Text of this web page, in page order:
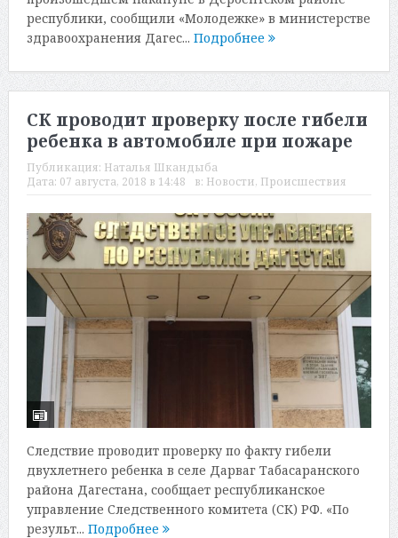
республики, сообщили «Молодежке» в министерстве
здравоохранения Дагес... Подробнее
СК проводит проверку после гибели
ребенка в автомобиле при пожаре
Публикация: Наталья Шкандыба
Дата: 07 августа, 2018 в 14:48 в: Новости, Происшествия
Следствие проводит проверку по факту гибели
двухлетнего ребенка в селе Дарваг Табасаранского
района Дагестана, сообщает республиканское
управление Следственного комитета (СК) РФ. «По
результ... Подробнее